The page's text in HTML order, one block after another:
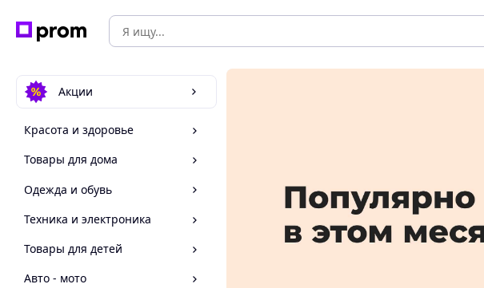
Акции
Красота и здоровье
Товары для дома
Одежда и обувь
Техника и электроника
Товары для детей
Авто - мото